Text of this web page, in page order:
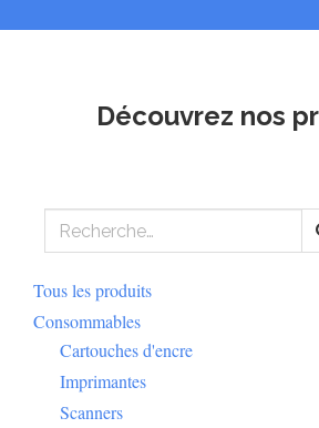
Découvrez nos
Tous les produits
Consommables
Cartouches d'encre
Imprimantes
Scanners